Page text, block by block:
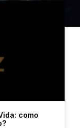
como